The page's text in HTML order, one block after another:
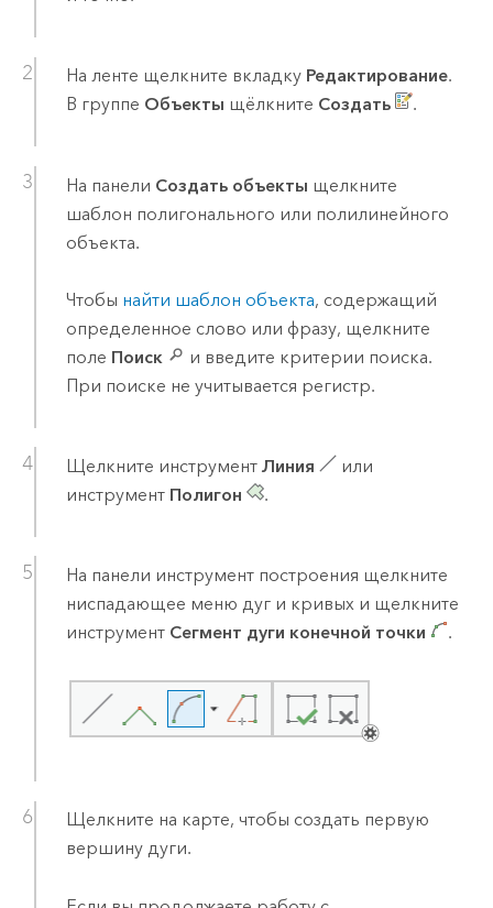
На ленте щелкните вкладку Редактирование.
В группе Объекты щёлкните Создать .
На панели Создать объекты щелкните
шаблон полигонального или полилинейного
объекта.
Чтобы найти шаблон объекта, содержащий
определенное слово или фразу, щелкните
поле Поиск
и введите критерии поиска.
При поиске не учитывается регистр.
Щелкните инструмент Линия
или
инструмент Полигон .
На панели инструмент построения щелкните
ниспадающее меню дуг и кривых и щелкните
инструмент Сегмент дуги конечной точки .
Щелкните на карте, чтобы создать первую
вершину дуги.